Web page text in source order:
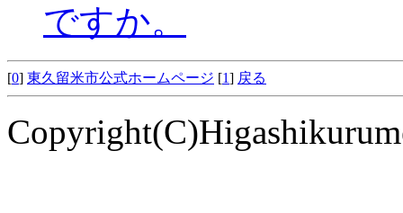
ですか。
[0] 東久留米市公式ホームページ [1] 戻る